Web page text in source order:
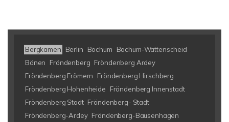
Bergkamen Berlin Bochum
Bochum-Wattenscheid
Bönen
Fröndenberg Fröndenberg Ardey
Fröndenberg Frömern
Fröndenberg Hirschberg
Fröndenberg Hohenheide
Fröndenberg Innenstadt
Fröndenberg Stadt Fröndenberg- Stadt
Fröndenberg-Ardey Fröndenberg-Bausenhagen